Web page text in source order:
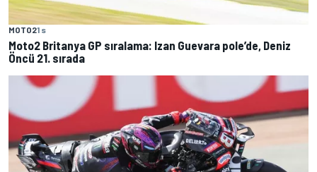
MOTO21 s
Moto2 Britanya GP sıralama: Izan Guevara pole’de, Deniz
Öncü 21. sırada